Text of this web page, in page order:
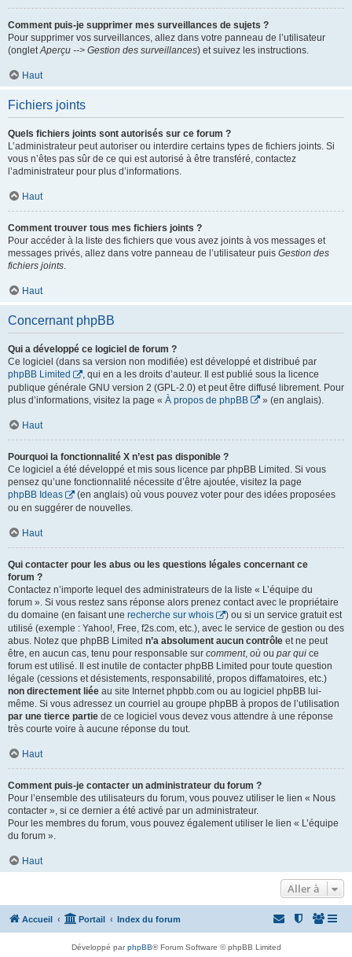
Comment puis-je supprimer mes surveillances de sujets ?
Pour supprimer vos surveillances, allez dans votre panneau de l’utilisateur
(ongletAperçu --> Gestion des surveillances) et suivez les instructions.
Haut
Fichiers joints
Quels fichiers joints sont autorisés sur ce forum ?
L’administrateur peut autoriser ou interdire certains types de fichiers joints. Si
vous n’êtes pas sûr de ce qui est autorisé à être transféré, contactez
l’administrateur pour plus d’informations.
Haut
Comment trouver tous mes fichiers joints ?
Pour accéder à la liste des fichiers que vous avez joints à vos messages et
messages privés, allez dans votre panneau de l’utilisateur puis Gestion des
fichiers joints.
Haut
Concernant phpBB
Qui a développé ce logiciel de forum ?
Ce logiciel (dans sa version non modifiée) est développé et distribué par
phpBB Limited
, qui en a les droits d’auteur. Il est publié sous la licence
publique générale GNU version 2 (GPL-2.0) et peut être diffusé librement. Pour
plus d’informations, visitez la page « À propos de phpBB » (en anglais).
Haut
Pourquoi la fonctionnalité X n’est pas disponible ?
Ce logiciel a été développé et mis sous licence par phpBB Limited. Si vous
pensez qu’une fonctionnalité nécessite d’être ajoutée, visitez la page
phpBB Ideas
(en anglais) où vous pouvez voter pour des idées proposées
ou en suggérer de nouvelles.
Haut
Qui contacter pour les abus ou les questions légales concernant ce
forum ?
Contactez n’importe lequel des administrateurs de la liste « L’équipe du
forum ». Si vous restez sans réponse alors prenez contact avec le propriétaire
du domaine (en faisant une recherche sur whois
) ou si un service gratuit est
utilisé (exemple : Yahoo!, Free, f2s.com, etc.), avec le service de gestion ou des
abus. Notez que phpBB Limited n’a absolument aucun contrôle et ne peut
être, en aucun cas, tenu pour responsable sur comment, où ou par qui ce
forum est utilisé. Il est inutile de contacter phpBB Limited pour toute question
légale (cessions et désistements, responsabilité, propos diffamatoires, etc.)
non directement liée au site Internet phpbb.com ou au logiciel phpBB lui-
même. Si vous adressez un courriel au groupe phpBB à propos de l’utilisation
par une tierce partie de ce logiciel vous devez vous attendre à une réponse
très courte voire à aucune réponse du tout.
Haut
Comment puis-je contacter un administrateur du forum ?
Pour l’ensemble des utilisateurs du forum, vous pouvez utiliser le lien « Nous
contacter », si ce dernier a été activé par un administrateur.
Pour les membres du forum, vous pouvez également utiliser le lien « L’équipe
du forum ».
Haut
Aller à
Accueil Portail Index du forum
Développé parphpBB® Forum Software © phpBB Limited